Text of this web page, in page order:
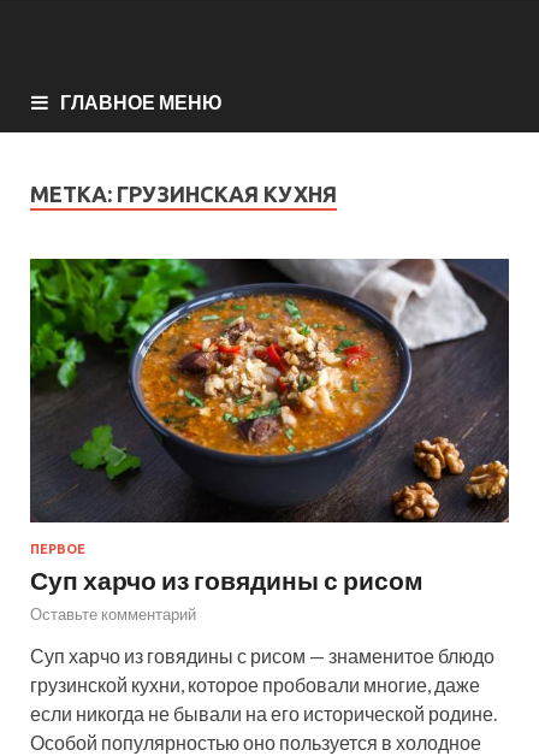
ГЛАВНОЕ МЕНЮ
МЕТКА: ГРУЗИНСКАЯ КУХНЯ
ПЕРВОЕ
Суп харчо из говядины с рисом
Оставьте комментарий
Суп харчо из говядины с рисом — знаменитое блюдо
грузинской кухни, которое пробовали многие, даже
если никогда не бывали на его исторической родине.
Особой популярностью оно пользуется в холодное